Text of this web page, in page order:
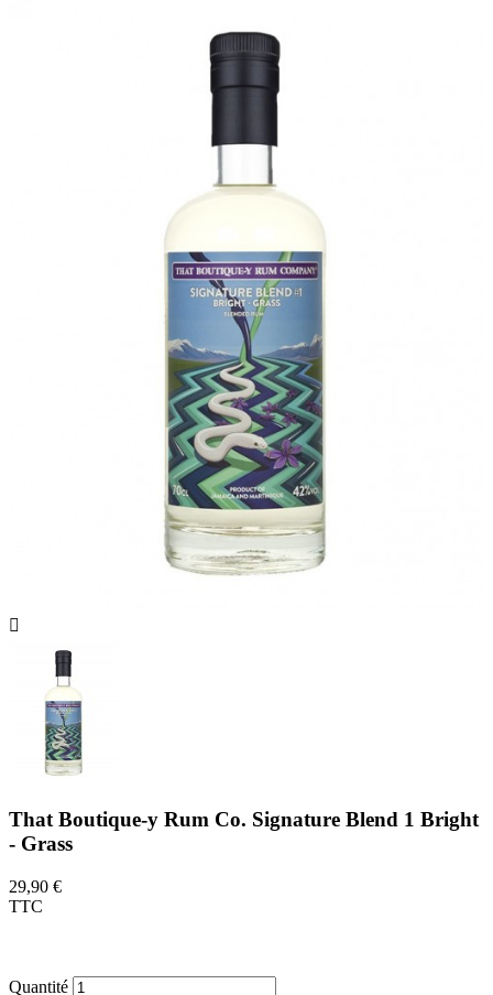

That Boutique-y Rum Co. Signature Blend 1 Bright
- Grass
29,90 €
TTC
Quantité